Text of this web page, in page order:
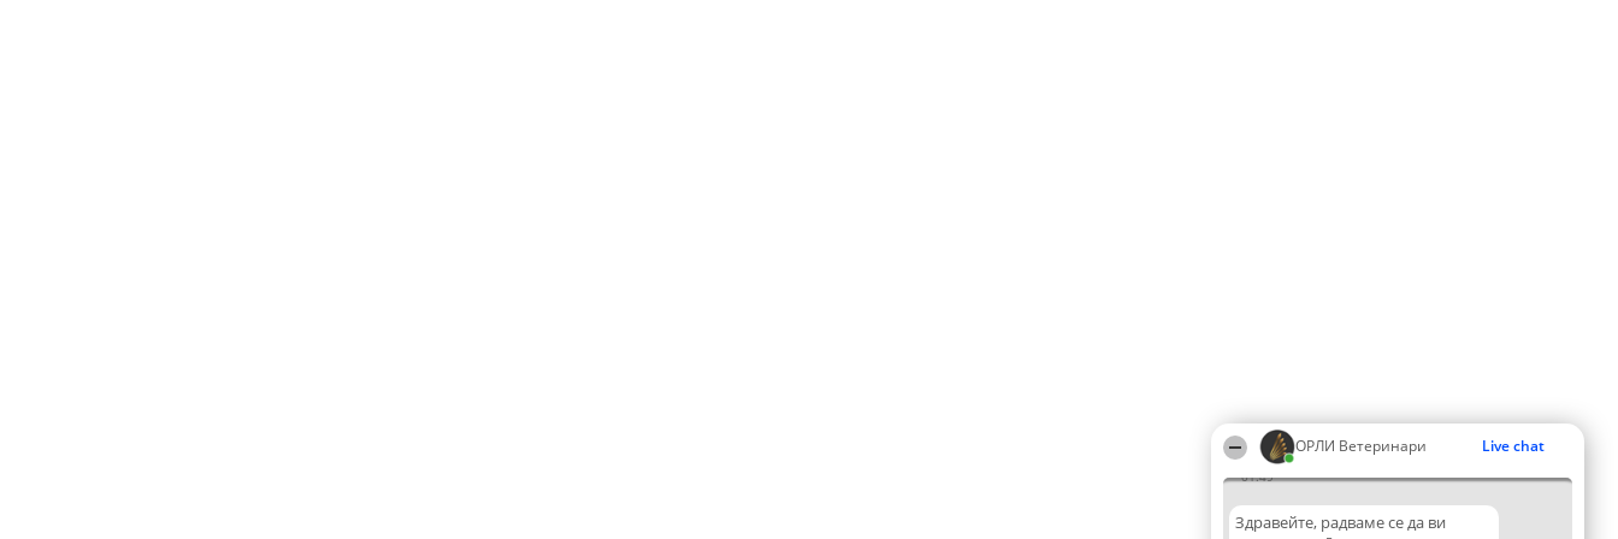
ОРЛИ Ветеринари Live chat
01:49
Здравейте, радваме се да ви